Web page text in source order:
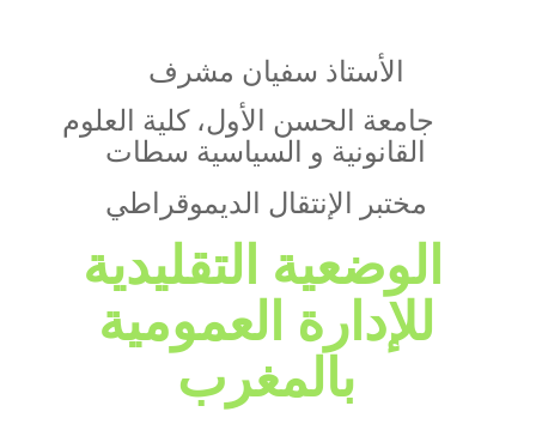
الأستاذ سفيان مشرف
جامعة الحسن الأول، كلية العلوم
القانونية و السياسية سطات
مختبر الإنتقال الديموقراطي
الوضعية التقليدية
للإدارة العمومية
بالمغرب